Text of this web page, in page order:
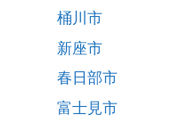
桶川市
新座市
春日部市
富士見市